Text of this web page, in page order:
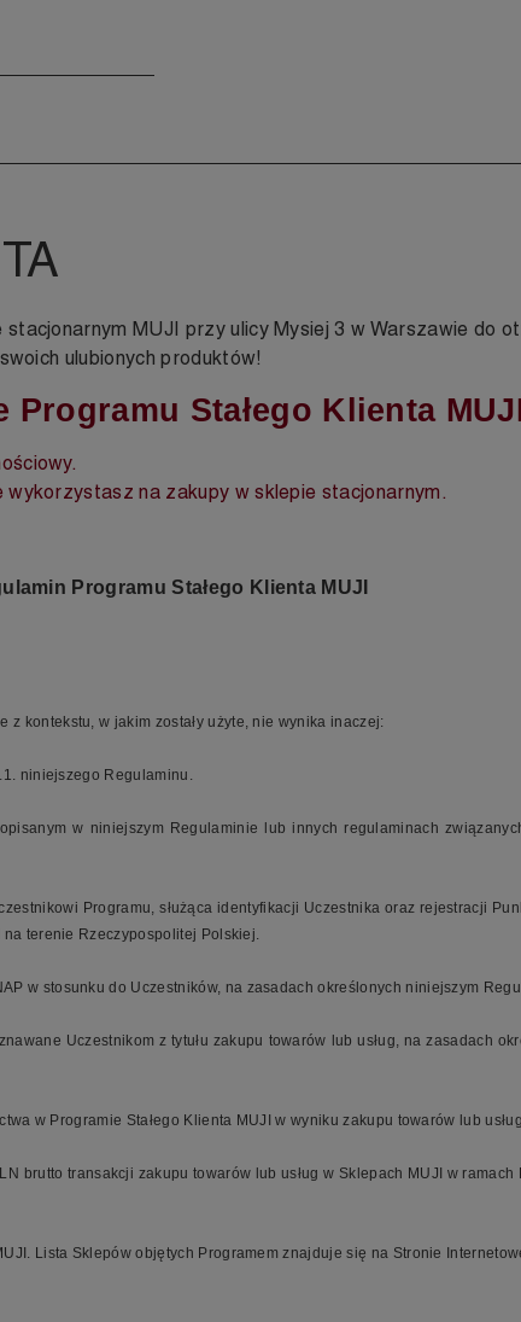
MUJI przy ulicy Mysiej 3 w Warszawie do
ulubionych produktów!
Programu Stałego Klienta
na zakupy w sklepie stacjonarnym.
Programu Stałego Klienta MUJI
kontekstu, w jakim zostały użyte, nie wynika inaczej:
niniejszego Regulaminu.
w niniejszym Regulaminie lub innych regulaminach
Programu, służąca identyfikacji Uczestnika oraz rejestracji
terenie Rzeczypospolitej Polskiej.
w stosunku do Uczestników, na zasadach określonych niniejszym
Uczestnikom z tytułu zakupu towarów lub usług, na zasadach
w Programie Stałego Klienta MUJI w wyniku zakupu towarów lub
brutto transakcji zakupu towarów lub usług w Sklepach MUJI w
Lista Sklepów objętych Programem znajduje się na Stronie